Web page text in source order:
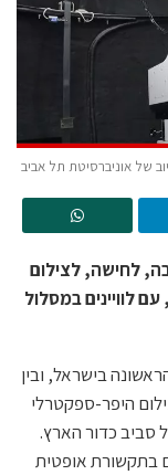
של אוניברסיטת תל אביב
לחישה, לצילום
לוויינים במסלול
בישראל, ובין
היפר-ספקטרלי
סביב כדור הארץ.
בתקשורת אופטית